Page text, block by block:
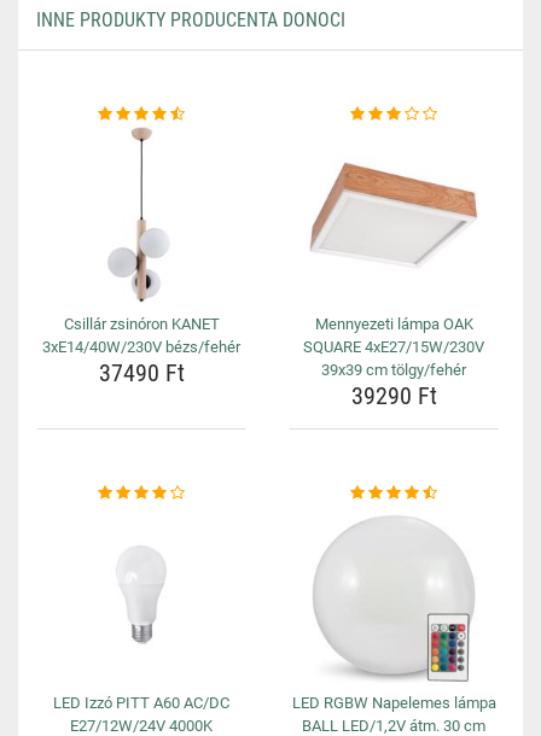
INNE PRODUKTY PRODUCENTA DONOCI
Csillár zsinóron KANET
3xE14/40W/230V bézs/fehér
37490 Ft
Mennyezeti lámpa OAK
SQUARE 4xE27/15W/230V
39x39 cm tölgy/fehér
39290 Ft
LED Izzó PITT A60 AC/DC
E27/12W/24V 4000K
LED RGBW Napelemes lámpa
BALL LED/1,2V átm. 30 cm